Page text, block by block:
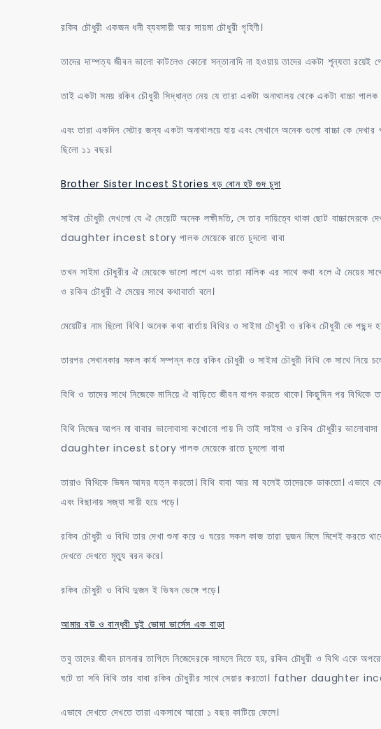
রকিব চৌধুরী একজন ধনী ব্যবসায়ী আর সায়মা চৌধুরী গৃহিণী।
তাদের দাম্পত্য জীবন ভালো কাটলেও কোনো সন্তানাদি না হওয়ায় তাদের একটা শূন্যতা রয়েই
তাই একটা সময় রকিব চৌধুরী সিদ্ধান্ত নেয় যে তারা একটা অনাথালয় থেকে একটা বাচ্চা
এবং তারা একদিন সেটার জন্য একটা অনাথালয়ে যায় এবং সেখানে অনেক গুলো বাচ্চা কে
ছিলো ১১ বছর।
Brother Sister Incest Stories বড় বোন হট গুদ চুদা
সাইমা চৌধুরী দেখলো যে ঐ মেয়েটি অনেক লক্ষীমতি, সে তার দায়িত্বে থাকা ছোট
daughter incest story পালক মেয়েকে রাতে চুদলো বাবা
তখন সাইমা চৌধুরীর ঐ মেয়েকে ভালো লাগে এবং তারা মালিক এর সাথে কথা বলে ঐ মেয়ের
ও রকিব চৌধুরী ঐ মেয়ের সাথে কথাবার্তা বলে।
মেয়েটির নাম ছিলো বিথি। অনেক কথা বার্তায় বিথির ও সাইমা চৌধুরী ও রকিব চৌধুরী কে পছন্দ
তারপর সেখানকার সকল কার্য সম্পন্ন করে রকিব চৌধুরী ও সাইমা চৌধুরী বিথি কে সাথে নিয়ে
বিথি ও তাদের সাথে নিজেকে মানিয়ে ঐ বাড়িতে জীবন যাপন করতে থাকে। কিছুদিন পর
বিথি নিজের আপন মা বাবার ভালোবাসা কখোনো পায় নি তাই সাইমা ও রকিব চৌধুরীর
daughter incest story পালক মেয়েকে রাতে চুদলো বাবা
তারাও বিথিকে ভিষন আদর যত্ন করতো। বিথি বাবা আর মা বলেই তাদেরকে ডাকতো। এভাবে
এবং বিছানায় সজ্যা সায়ী হয়ে পড়ে।
রকিব চৌধুরী ও বিথি তার দেখা শুনা করে ও ঘরের সকল কাজ তারা দুজন মিলে মিশেই করতে
দেখতে দেখতে মৃত্যু বরন করে।
রকিব চৌধুরী ও বিথি দুজন ই ভিষন ভেঙ্গে পড়ে।
আমার বউ ও বান্ধবী দুই ভোদা ভার্সেস এক বাড়া
তবু তাদের জীবন চালনার তাগিদে নিজেদেরকে সামলে নিতে হয়, রকিব চৌধুরী ও বিথি একে
ঘটে তা সবি বিথি তার বাবা রকিব চৌধুরীর সাথে সেয়ার করতো। father daughter
এভাবে দেখতে দেখতে তারা একসাথে আরো ১ বছর কাটিয়ে ফেলে।